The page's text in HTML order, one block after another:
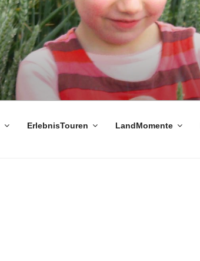
ErlebnisTouren LandMomente